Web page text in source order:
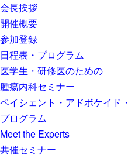
会長挨拶
開催概要
参加登録
日程表・プログラム
医学生・研修医のための
腫瘍内科セミナー
ペイシェント・アドボケイド・
プログラム
Meet the Experts
共催セミナー